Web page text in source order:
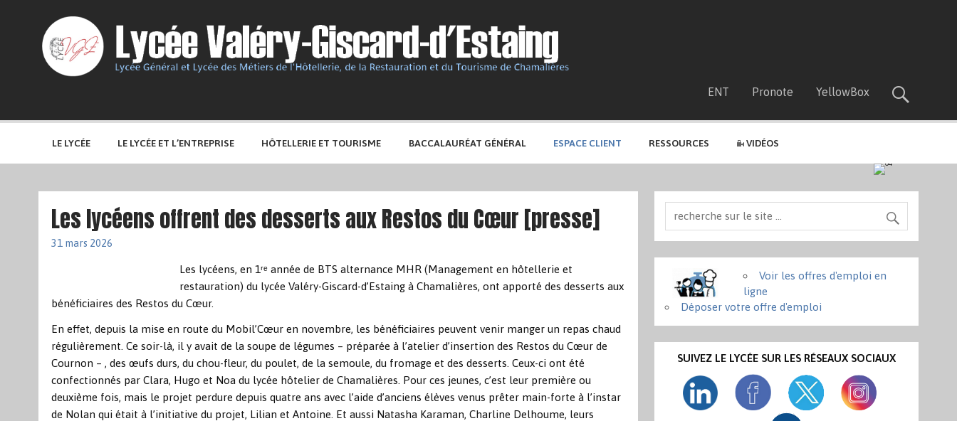
ENT Pronote YellowBox
LE LYCÉE LE LYCÉE ET L’ENTREPRISE HÔTELLERIE ET TOURISME BACCALAURÉAT GÉNÉRAL ESPACE CLIENT RESSOURCES VIDÉOS
Les lycéens offrent des desserts aux Restos du Cœur [presse]
31 mars 2026
Les lycéens, en 1ʳᵉ année de BTS alternance MHR (Management en hôtellerie et
restauration) du lycée Valéry-Giscard-d’Estaing à Chamalières, ont apporté des desserts aux
bénéficiaires des Restos du Cœur.
En effet, depuis la mise en route du Mobil’Cœur en novembre, les bénéficiaires peuvent venir manger un repas chaud
régulièrement. Ce soir-là, il y avait de la soupe de légumes – préparée à l’atelier d’insertion des Restos du Cœur de
Cournon – , des œufs durs, du chou-fleur, du poulet, de la semoule, du fromage et des desserts. Ceux-ci ont été
confectionnés par Clara, Hugo et Noa du lycée hôtelier de Chamalières. Pour ces jeunes, c’est leur première ou
deuxième fois, mais le projet perdure depuis quatre ans avec l’aide d’anciens élèves venus prêter main-forte à l’instar
de Nolan qui était à l’initiative du projet, Lilian et Antoine. Et aussi Natasha Karaman, Charline Delhoume, leurs
Voir les offres d'emploi en
ligne
Déposer votre offre d'emploi
SUIVEZ LE LYCÉE SUR LES RÉSEAUX SOCIAUX